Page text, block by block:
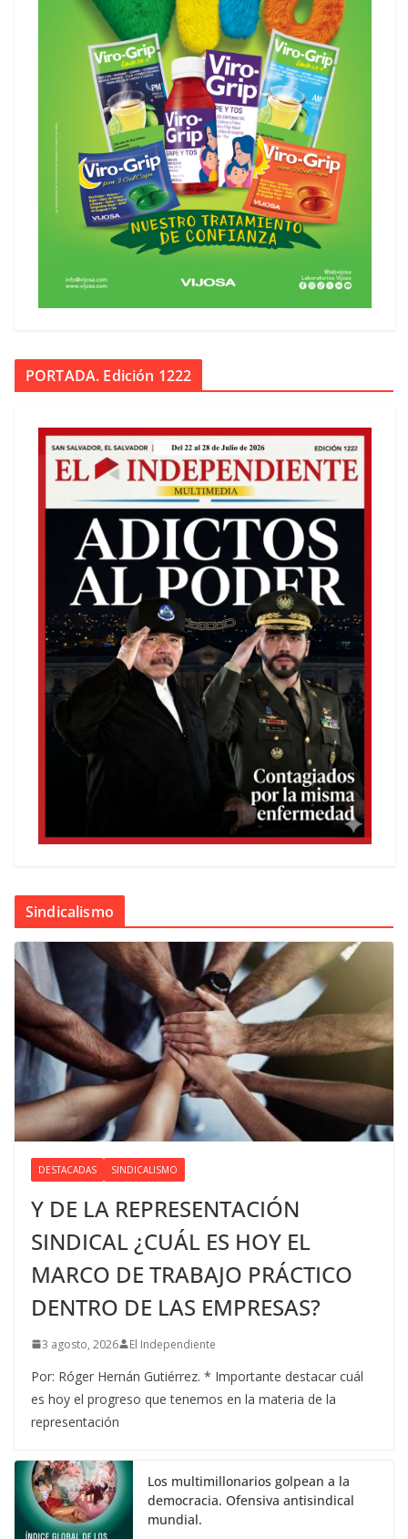
PORTADA. Edición 1222
Sindicalismo
DESTACADAS SINDICALISMO
Y DE LA REPRESENTACIÓN
SINDICAL ¿CUÁL ES HOY EL
MARCO DE TRABAJO PRÁCTICO
DENTRO DE LAS EMPRESAS?
3 agosto, 2026 El Independiente
Por: Róger Hernán Gutiérrez. * Importante destacar cuál
es hoy el progreso que tenemos en la materia de la
representación
Los multimillonarios golpean a la
democracia. Ofensiva antisindical
mundial.